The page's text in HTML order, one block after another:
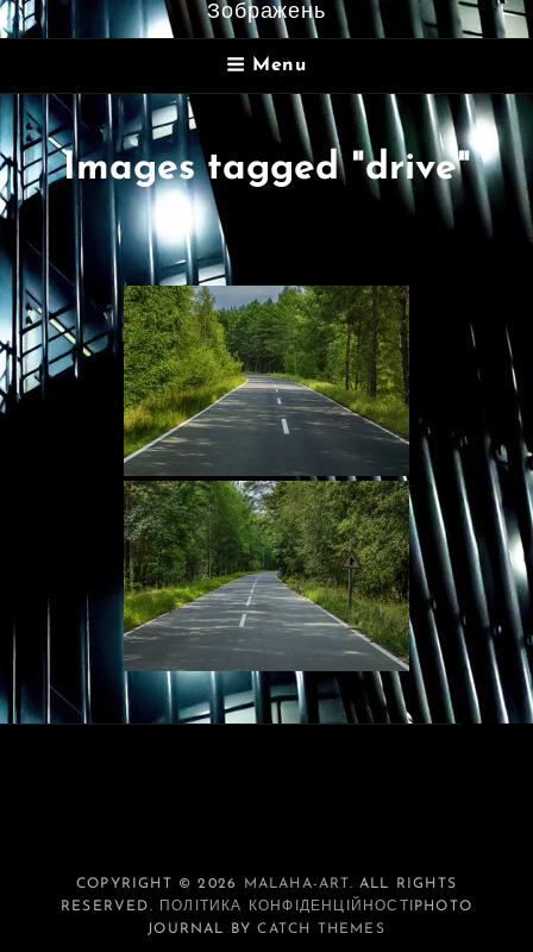
Зображень
Menu
Images tagged "drive"
COPYRIGHT © 2026 MALAHA-ART. ALL RIGHTS
RESERVED.
ПОЛІТИКА КОНФІДЕНЦІЙНОСТІ
PHOTO
JOURNAL BYCATCH THEMES